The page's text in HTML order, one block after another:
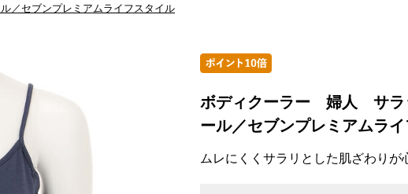
セブンプレミアムライフスタイル
ボディクーラー 婦人 サラ
ール／セブンプレミアムラ
ムレにくくサラリとした肌ざわりが